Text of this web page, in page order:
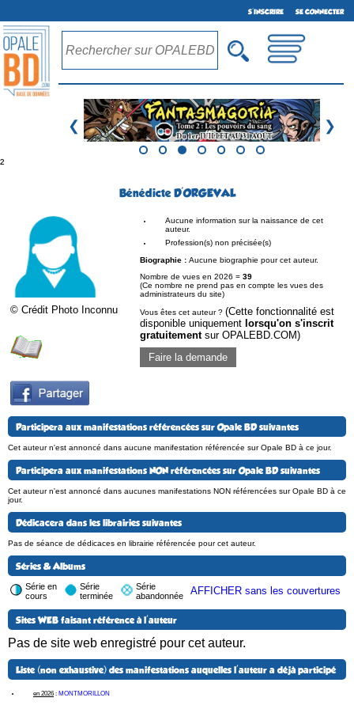
S'INSCRIRE SE CONNECTER
❮ ❯
²
Bénédicte D'ORGEVAL
© Crédit Photo Inconnu
Aucune information sur la naissance de cet
auteur.
Profession(s) non précisée(s)
Biographie : Aucune biographie pour cet auteur.
Nombre de vues en 2026 = 39
(Ce nombre ne prend pas en compte les vues des
administrateurs du site)
Vous êtes cet auteur ? (Cette fonctionnalité est
disponible uniquement lorsqu'on s'inscrit
gratuitementsur OPALEBD.COM)
Faire la demande
Participera aux manifestations référencées sur Opale BD suivantes
Cet auteur n'est annoncé dans aucune manifestation référencée sur Opale BD à ce jour.
Participera aux manifestations NON référencées sur Opale BD suivantes
Cet auteur n'est annoncé dans aucunes manifestations NON référencées sur Opale BD à ce
jour.
Dédicacera dans les librairies suivantes
Pas de séance de dédicaces en librairie référencée pour cet auteur.
Séries & Albums
Série en
cours
Série
terminée
Série
abandonnée
AFFICHER sans les couvertures
Sites WEB faisant référence à l'auteur
Pas de site web enregistré pour cet auteur.
Liste (non exhaustive) des manifestations auquelles l'auteur a déjà participé
en 2026 : MONTMORILLON